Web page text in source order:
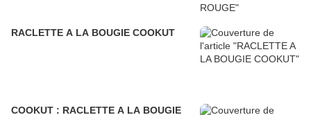
RACLETTE A LA BOUGIE COOKUT
COOKUT : RACLETTE A LA BOUGIE